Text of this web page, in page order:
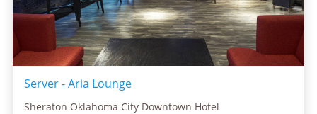
Server - Aria Lounge
Sheraton Oklahoma City Downtown Hotel